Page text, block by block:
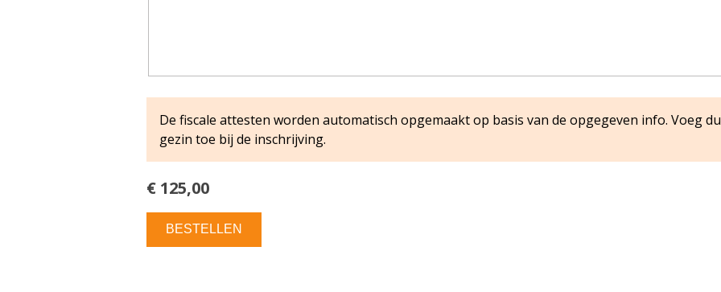
De fiscale attesten worden automatisch opgemaakt op basis van de opgegeven info. Voeg
gezin toe bij de inschrijving.
€ 125,00
BESTELLEN